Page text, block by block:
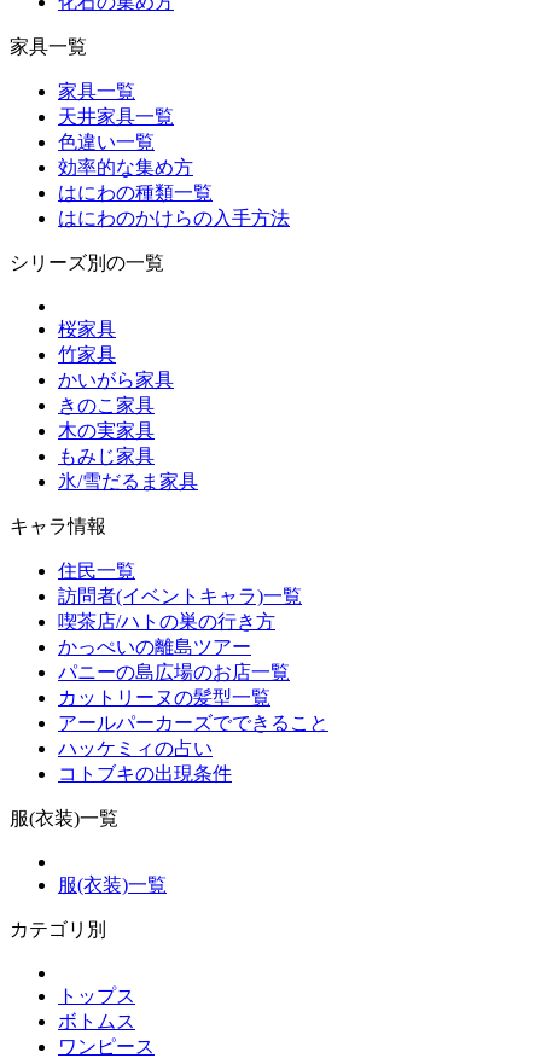
家具一覧
家具一覧
天井家具一覧
色違い一覧
効率的な集め方
はにわの種類一覧
はにわのかけらの入手方法
シリーズ別の一覧
桜家具
竹家具
かいがら家具
きのこ家具
木の実家具
もみじ家具
氷/雪だるま家具
キャラ情報
住民一覧
訪問者(イベントキャラ)一覧
喫茶店/ハトの巣の行き方
かっぺいの離島ツアー
パニーの島広場のお店一覧
カットリーヌの髪型一覧
アールパーカーズでできること
ハッケミィの占い
コトブキの出現条件
服(衣装)一覧
服(衣装)一覧
カテゴリ別
トップス
ボトムス
ワンピース